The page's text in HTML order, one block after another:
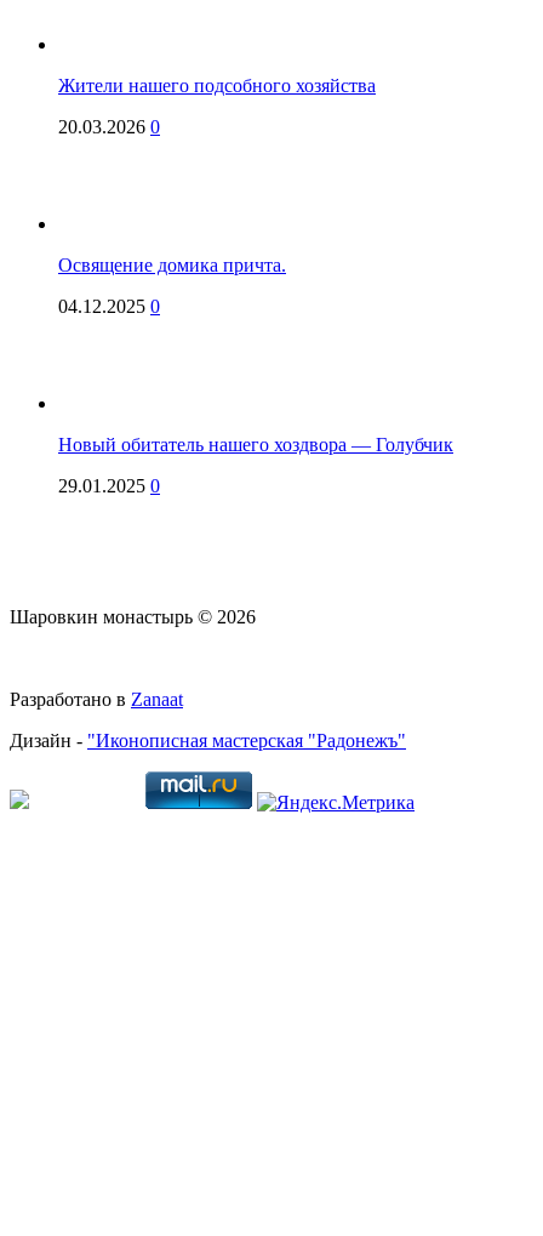
Жители нашего подсобного хозяйства
20.03.2026 0
Освящение домика причта.
04.12.2025 0
Новый обитатель нашего хоздвора — Голубчик
29.01.2025 0
Шаровкин монастырь © 2026
Разработано в Zanaat
Дизайн - "Иконописная мастерская "Радонежъ"